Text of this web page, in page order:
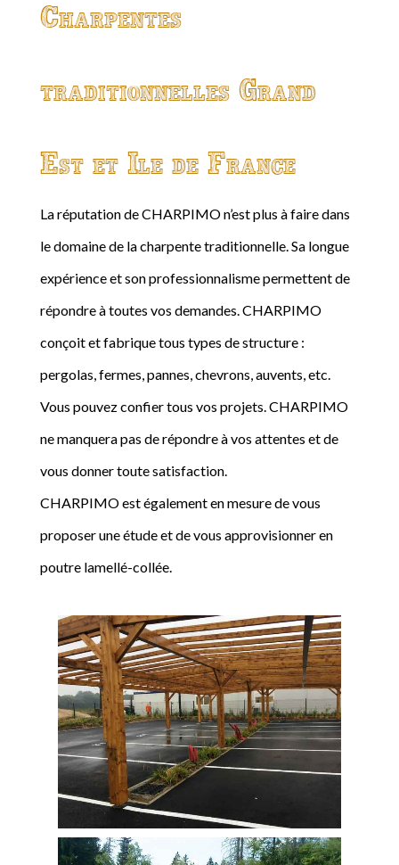
Charpentes
traditionnelles Grand
Est et Ile de France
La réputation de CHARPIMO n’est plus à faire dans
le domaine de la charpente traditionnelle. Sa longue
expérience et son professionnalisme permettent de
répondre à toutes vos demandes. CHARPIMO
conçoit et fabrique tous types de structure :
pergolas, fermes, pannes, chevrons, auvents, etc.
Vous pouvez confier tous vos projets. CHARPIMO
ne manquera pas de répondre à vos attentes et de
vous donner toute satisfaction.
CHARPIMO est également en mesure de vous
proposer une étude et de vous approvisionner en
poutre lamellé-collée.